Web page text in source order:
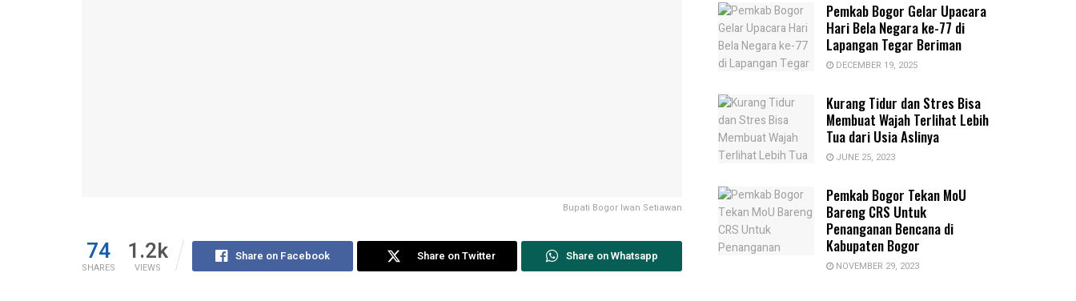
Bupati Bogor Iwan Setiawan
74
SHARES
1.2k
VIEWS
Share on Facebook Share on Twitter Share on Whatsapp
Pemkab Bogor Gelar Upacara
Hari Bela Negara ke-77 di
Lapangan Tegar Beriman
DECEMBER 19, 2025
Kurang Tidur dan Stres Bisa
Membuat Wajah Terlihat Lebih
Tua dari Usia Aslinya
JUNE 25, 2023
Pemkab Bogor Tekan MoU
Bareng CRS Untuk
Penanganan Bencana di
Kabupaten Bogor
NOVEMBER 29, 2023